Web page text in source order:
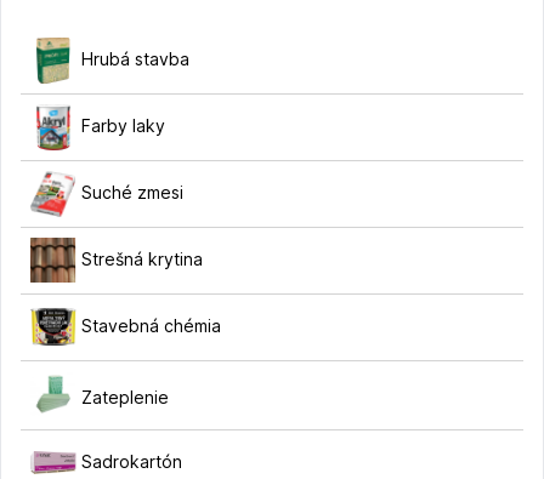
Hrubá stavba
Farby laky
Suché zmesi
Strešná krytina
Stavebná chémia
Zateplenie
Sadrokartón